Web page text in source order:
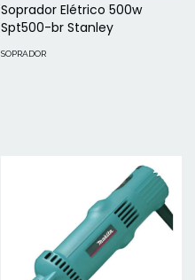
Soprador Elétrico 500w
Spt500-br Stanley
SOPRADOR